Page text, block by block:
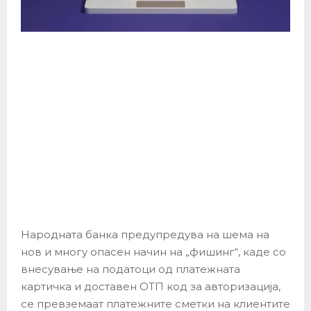
Народната банка предупредува на шема на
нов и многу опасен начин на „фишинг“, каде со
внесување на податоци од платежната
картичка и доставен ОТП код за авторизација,
се превземаат платежните сметки на клиентите